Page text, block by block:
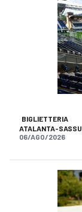
BIGLIETTERIA
ATALANTA-
06/AGO/2026